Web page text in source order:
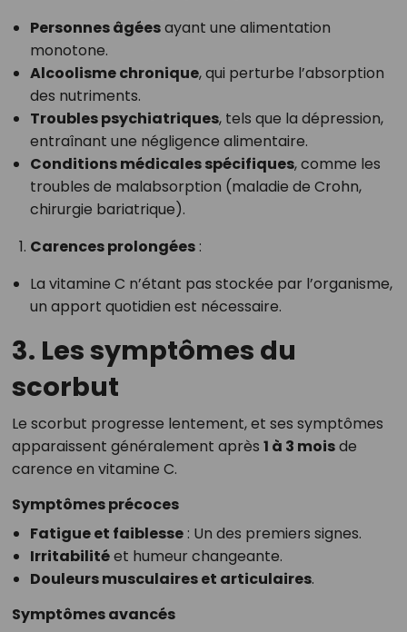
Personnes âgéesayant une alimentation
monotone.
Alcoolisme chronique, qui perturbe l’absorption
des nutriments.
Troubles psychiatriques, tels que la dépression,
entraînant une négligence alimentaire.
Conditions médicales spécifiques, comme les
troubles de malabsorption (maladie de Crohn,
chirurgie bariatrique).
Carences prolongées:
La vitamine C n’étant pas stockée par l’organisme,
un apport quotidien est nécessaire.
3. Les symptômes du
scorbut
Le scorbut progresse lentement, et ses symptômes
apparaissent généralement après 1 à 3 moisde
carence en vitamine C.
Symptômes précoces
Fatigue et faiblesse: Un des premiers signes.
Irritabilitéet humeur changeante.
Douleurs musculaires et articulaires.
Symptômes avancés